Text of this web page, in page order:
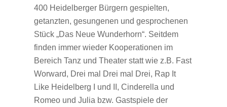
400 Heidelberger Bürgern gespielten,
getanzten, gesungenen und gesprochenen
Stück „Das Neue Wunderhorn“. Seitdem
finden immer wieder Kooperationen im
Bereich Tanz und Theater statt wie z.B. Fast
Worward, Drei mal Drei mal Drei, Rap It
Like Heidelberg I und II, Cinderella und
Romeo und Julia bzw. Gastspiele der